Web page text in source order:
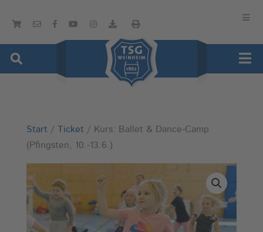
Start / Ticket / Kurs: Ballet & Dance-Camp
(Pfingsten, 10.-13.6.)